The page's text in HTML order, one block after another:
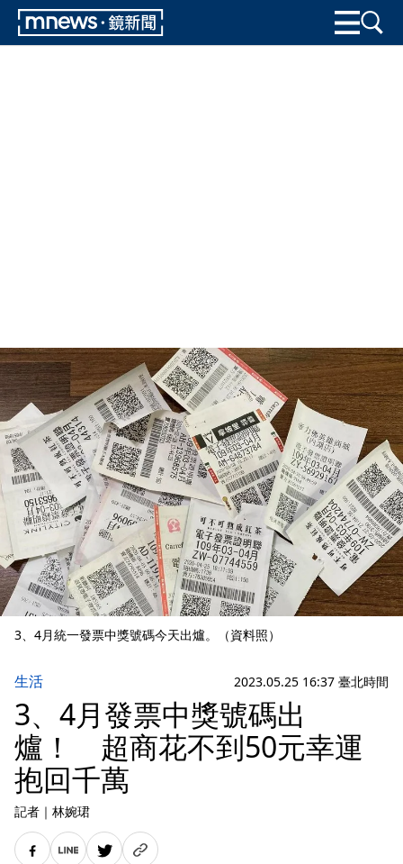
3、4月統一發票中獎號碼今天出爐。（資料照）
生活 2023.05.25 16:37 臺北時間
3、4月發票中獎號碼出
爐！ 超商花不到50元幸運
抱回千萬
記者 ｜ 林婉珺